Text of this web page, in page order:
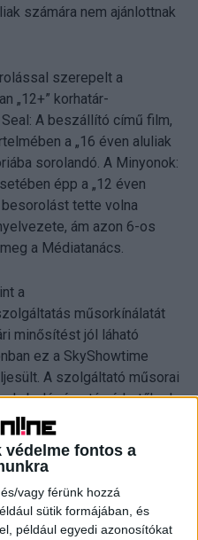
védelme fontos a
vagy férünk hozzá
sütik formájában, és
például egyedi azonosítókat
számára nem ajánlottnak
szerepelt a
„12+” korhatár-
A beszállító című film,
a „16 éven aluliak
sorolandó. A Minyonok:
épp a „12 éven
besorolást tette volna
ám azon 6-os
a Médiatanács.
a
műsorkínálatát
minősítést jól láható
ez a SkyShowtime
A szolgáltató műsorai
belépés után érhetők el.
korhatári kategória nem
ha a felhasználó
Mivel a SkyShowtime
társaság, a
értesíti az
a szükséges